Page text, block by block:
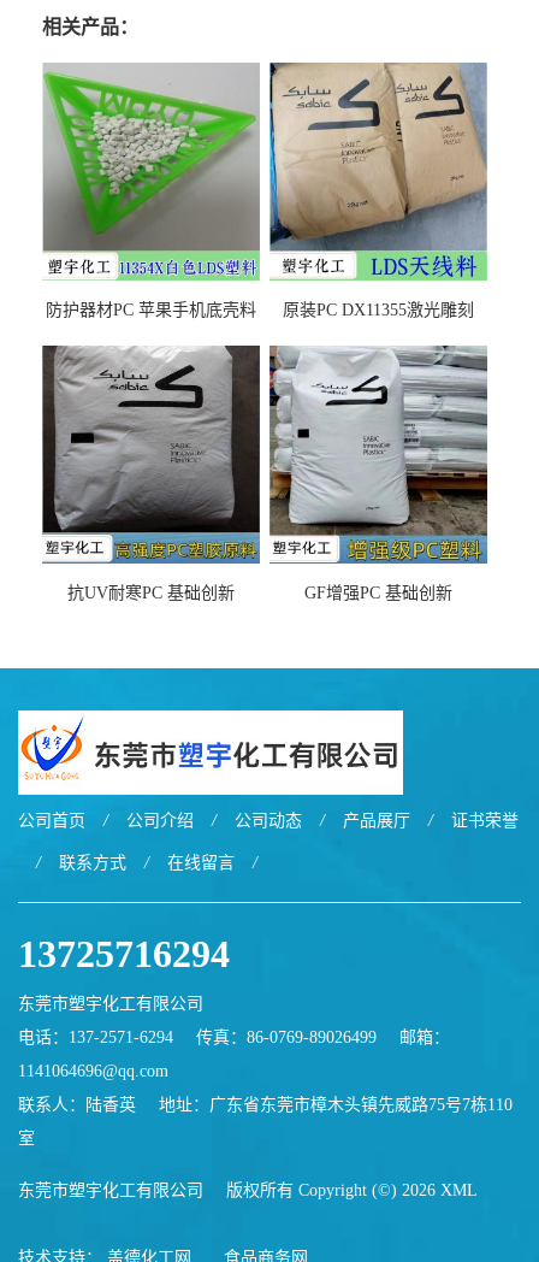
相关产品：
防护器材PC 苹果手机底壳料
之忧
原装PC DX11355激光雕刻
抗UV耐寒PC 基础创新
GF增强PC 基础创新
公司首页 / 公司介绍 / 公司动态 / 产品展厅 / 证书荣誉
/ 联系方式 / 在线留言 /
13725716294
东莞市塑宇化工有限公司
电话：137-2571-6294
传真：86-0769-89026499
邮箱：
1141064696@qq.com
联系人：陆香英
地址：广东省东莞市樟木头镇先威路75号7栋110
室
东莞市塑宇化工有限公司 版权所有 Copyright (©) 2026 XML
技术支持： 盖德化工网 食品商务网